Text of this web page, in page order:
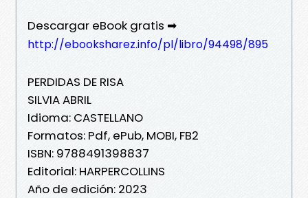
Descargar eBook gratis ➡
http://ebooksharez.info/pl/libro/94498/895
PERDIDAS DE RISA
SILVIA ABRIL
Idioma: CASTELLANO
Formatos: Pdf, ePub, MOBI, FB2
ISBN: 9788491398837
Editorial: HARPERCOLLINS
Año de edición: 2023